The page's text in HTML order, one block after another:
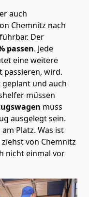
auch
Chemnitz nach
Der
passen. Jede
eine weitere
passieren, wird.
und auch
müssen
muss
ausgelegt sein.
Platz. Was ist
ziehst von Chemnitz
nicht einmal vor